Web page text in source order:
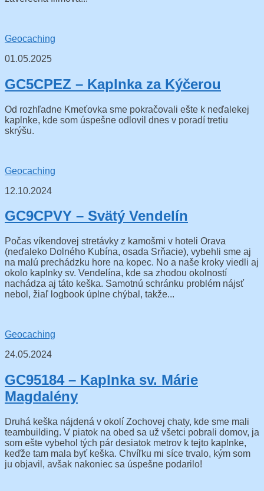
Geocaching
01.05.2025
GC5CPEZ – Kaplnka za Kýčerou
Od rozhľadne Kmeťovka sme pokračovali ešte k neďalekej
kaplnke, kde som úspešne odlovil dnes v poradí tretiu
skrýšu.
Geocaching
12.10.2024
GC9CPVY – Svätý Vendelín
Počas víkendovej stretávky z kamošmi v hoteli Orava
(neďaleko Dolného Kubína, osada Srňacie), vybehli sme aj
na malú prechádzku hore na kopec. No a naše kroky viedli aj
okolo kaplnky sv. Vendelína, kde sa zhodou okolností
nachádza aj táto keška. Samotnú schránku problém nájsť
nebol, žiaľ logbook úplne chýbal, takže...
Geocaching
24.05.2024
GC95184 – Kaplnka sv. Márie
Magdalény
Druhá keška nájdená v okolí Zochovej chaty, kde sme mali
teambuilding. V piatok na obed sa už všetci pobrali domov, ja
som ešte vybehol tých pár desiatok metrov k tejto kaplnke,
keďže tam mala byť keška. Chvíľku mi síce trvalo, kým som
ju objavil, avšak nakoniec sa úspešne podarilo!